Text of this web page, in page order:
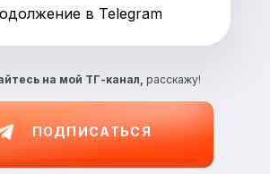
на мой ТГ-канал, расскажу!
ПОДПИСАТЬСЯ
в Telegram